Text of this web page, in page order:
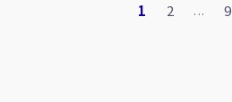
1 2 ... 9